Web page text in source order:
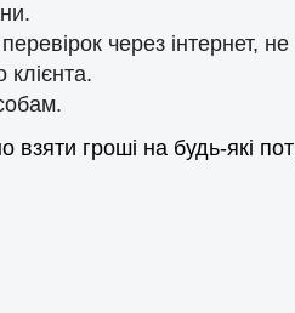
через інтернет,
клієнта.
гроші на будь-які